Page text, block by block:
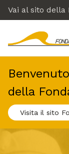
Vai al sito della
della
Visita il sito